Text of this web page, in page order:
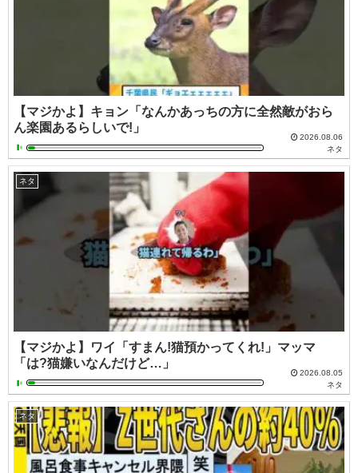
【マジかよ】キョン「なんかあっちの方に全然敵がおら
ん楽園あるらしいで!」
2026.08.06
ネタ
ネタ
【マジかよ】ワイ「すまん!猫預かってくれ!」マッマ
「は?猫嫌いなんだけど…」
2026.08.05
ネタ
ネタ